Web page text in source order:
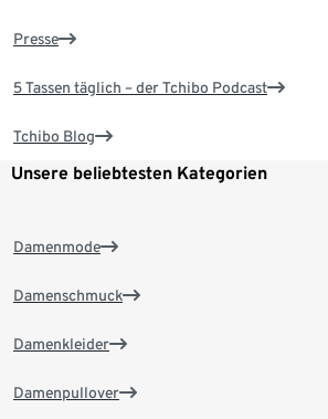
Presse
5 Tassen täglich – der Tchibo Podcast
Tchibo Blog
Unsere beliebtesten Kategorien
Damenmode
Damenschmuck
Damenkleider
Damenpullover